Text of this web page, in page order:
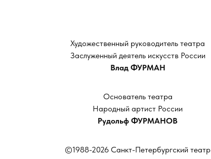
Художественный руководитель театра
Заслуженный деятель искусств России
Влад ФУРМАН
©1988-2026 Санкт-Петербургский театр
Основатель театра
Народный артист России
Рудольф ФУРМАНОВ